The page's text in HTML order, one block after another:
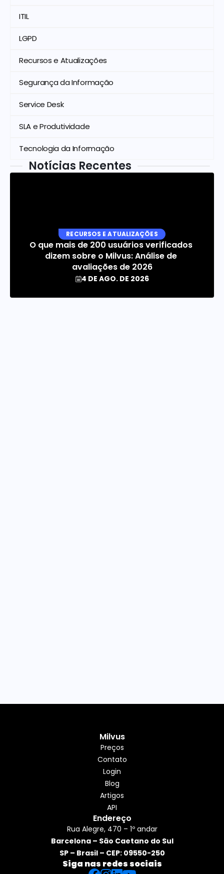
ITIL
LGPD
Recursos e Atualizações
Segurança da Informação
Service Desk
SLA e Produtividade
Tecnologia da Informação
Notícias Recentes
RECURSOS E ATUALIZAÇÕES
O que mais de 200 usuários verificados
dizem sobre o Milvus: Análise de
avaliações de 2026
4 DE AGO. DE 2026
Milvus
Preços
Contato
Login
Blog
Artigos
API
Endereço
Rua Alegre, 470 – 1º andar
Barcelona – São Caetano do Sul
SP – Brasil – CEP: 09550-250
Siga nas redes sociais